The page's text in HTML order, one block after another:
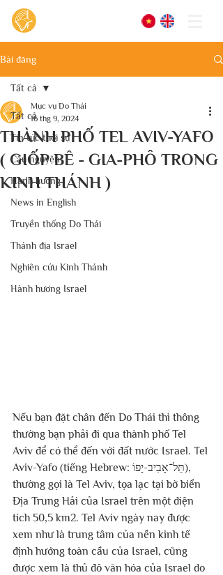
Bài đăng
Tất cả
Tin tức thời sự
Cầu nguyện
Hành hương
News in English
Truyền thống Do Thái
Thánh địa Israel
Nghiên cứu Kinh Thánh
Hành hương Israel
Tất cả
THÀNH PHỐ TEL AVIV-YAFO
( GIỐP BÊ - GIA-PHÔ TRONG
KINH THÁNH )
Mục vụ Do Thái
16 thg 9, 2024
Nếu bạn đặt chân đến Do Thái thì thông
thường bạn phải đi qua thành phố Tel
Aviv để có thể đến với đất nước Israel. Tel
Aviv-Yafo (tiếng Hebrew: תֵּל־אָבִיב-יָפוֹ),
thường gọi là Tel Aviv, tọa lạc tại bờ biển
Địa Trung Hải của Israel trên một diện
tích 50,5 km2. Tel Aviv ngày nay được
xem như là trung tâm của nền kinh tế
định hướng toàn cầu của Israel, cũng
được xem là thủ đô văn hóa của Israel do